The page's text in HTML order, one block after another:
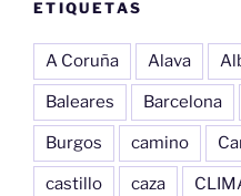
ETIQUETAS
A Coruña Alava
Baleares Barcelona
Burgos camino
castillo caza